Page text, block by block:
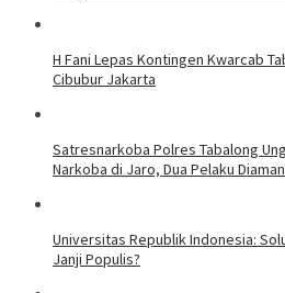
H Fani Lepas Kontingen Kwarcab
Cibubur Jakarta
Satresnarkoba Polres Tabalong
Narkoba di Jaro, Dua Pelaku
Universitas Republik Indonesia:
Janji Populis?